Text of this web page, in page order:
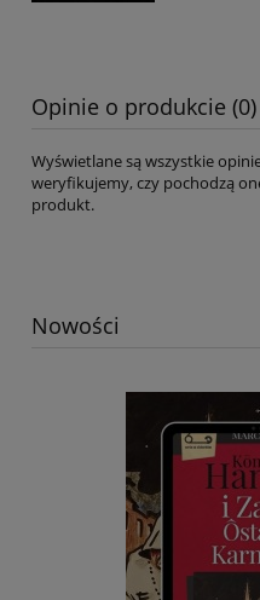
Opinie o produkcie (0)
Wyświetlane są wszystkie
weryfikujemy, czy pochodzą
produkt.
Nowości